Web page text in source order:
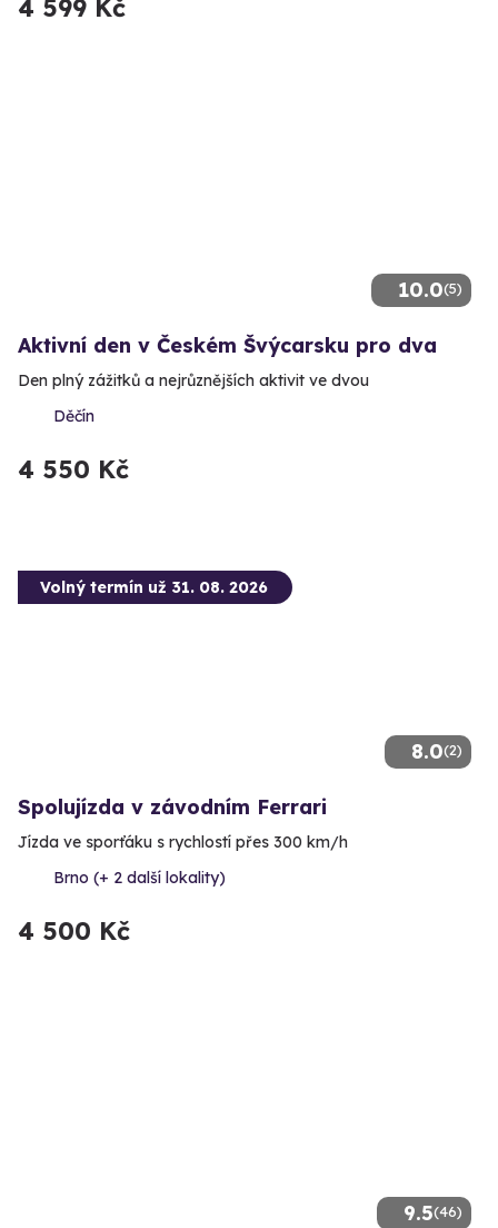
4 599 Kč
10.0(5)
Aktivní den v Českém Švýcarsku pro dva
Den plný zážitků a nejrůznějších aktivit ve dvou
Děčín
4 550 Kč
8.0(2)
Volný termín už 31. 08. 2026
Spolujízda v závodním Ferrari
Jízda ve sporťáku s rychlostí přes 300 km/h
Brno (+ 2 další lokality)
4 500 Kč
9.5(46)